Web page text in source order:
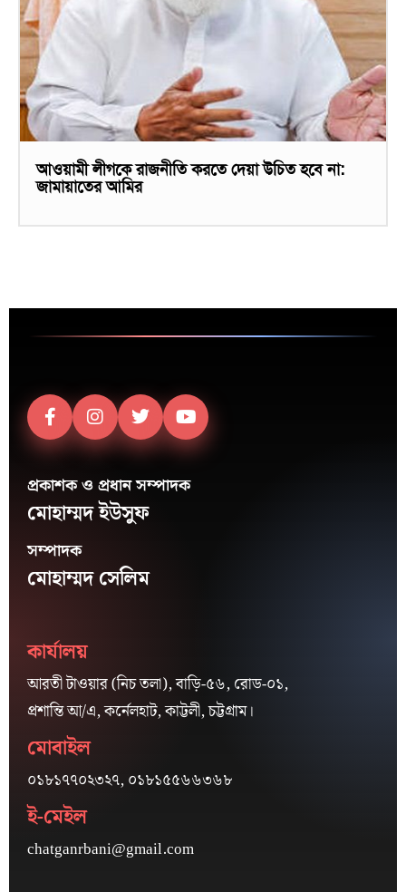
আওয়ামী লীগকে রাজনীতি করতে দেয়া উচিত হবে না:
জামায়াতের আমির
প্রকাশক ও প্রধান সম্পাদক
মোহাম্মদ ইউসুফ
সম্পাদক
মোহাম্মদ সেলিম
কার্যালয়
আরতী টাওয়ার (নিচ তলা), বাড়ি-৫৬, রোড-০১,
প্রশান্তি আ/এ, কর্নেলহাট, কাট্টলী, চট্টগ্রাম।
মোবাইল
০১৮১৭৭০২৩২৭, ০১৮১৫৫৬৬৩৬৮
ই-মেইল
chatganrbani@gmail.com